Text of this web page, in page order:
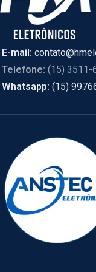
E-mail:
Telefone: (15) 3511-
Whatsapp: (15)